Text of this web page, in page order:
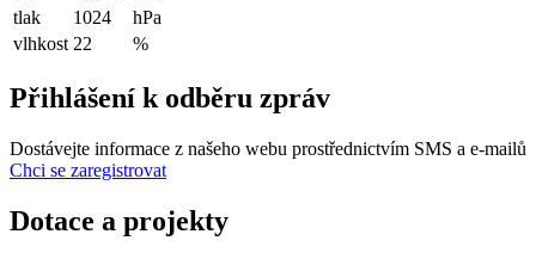
tlak
1024
hPa
vlhkost 22 %
Přihlášení k odběru zpráv
Dostávejte informace z našeho webu prostřednictvím SMS a e-mailů
Chci se zaregistrovat
Dotace a projekty